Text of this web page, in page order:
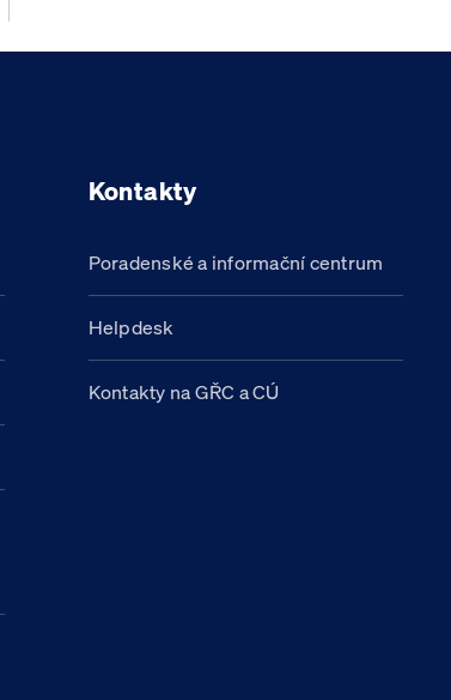
Kontakty
Poradenské a informační centrum
Helpdesk
Kontakty na GŘC a CÚ